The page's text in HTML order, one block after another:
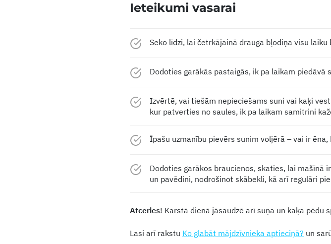
Ieteikumi vasarai
Seko līdzi, lai četrkājainā drauga bļodiņa visu laiku
Dodoties garākās pastaigās, ik pa laikam piedāvā
Izvērtē, vai tiešām nepieciešams suni vai kaķi
kur patverties no saules, ik pa laikam samitrini
Īpašu uzmanību pievērs sunim voljērā – vai ir
Dodoties garākos braucienos, skaties, lai mašīnā
un pavēdini, nodrošinot skābekli, kā arī regulāri
Atceries! Karstā dienā jāsaudzē arī suņa un kaķa
Lasi arī rakstu Ko glabāt mājdzīvnieka aptieciņā? un